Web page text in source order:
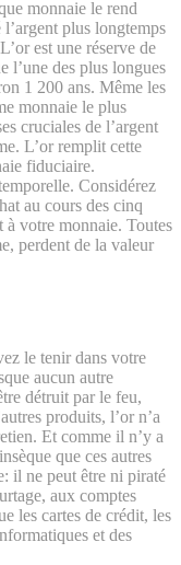
monnaie le rend
plus longtemps
est une réserve de
l’une des plus longues
1 200 ans. Même les
monnaie le plus
cruciales de l’argent
L’or remplit cette
fiduciaire.
Considérez
au cours des cinq
à votre monnaie. Toutes
perdent de la valeur
le tenir dans votre
aucun autre
détruit par le feu,
produits, l’or n’a
Et comme il n’y a
que ces autres
il ne peut être ni piraté
aux comptes
les cartes de crédit, les
et des